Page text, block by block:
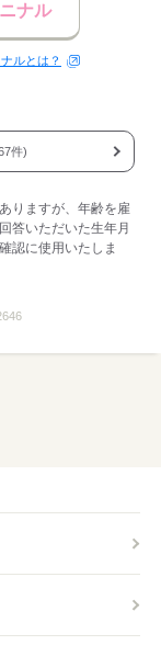
ナル
ルとは？
件)
りますが、年齢を雇
答いただいた生年月
認に使用いたしま